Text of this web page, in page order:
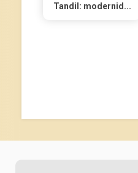
Tandil: modernid...